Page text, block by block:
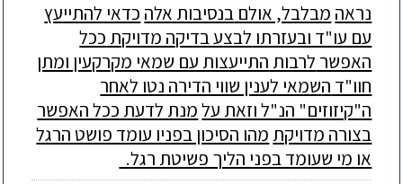
נראה מבלבל, אולם בנסיבות אלה כדאי להתייעץ
עם עו"ד ובעזרתו לבצע בדיקה מדויקת ככל
האפשר לרבות התייעצות עם שמאי מקרקעין ומתן
חוו"ד השמאי לענין שווי הדירה נטו לאחר
ה"קיזוזים" הנ"ל וזאת עלמנת לדעת ככל האפשר
בצורה מדויקת מהו הסיכון בפניו עומד פושט הרגל
או מי שעומד בפני הליך פשיטת רגל.